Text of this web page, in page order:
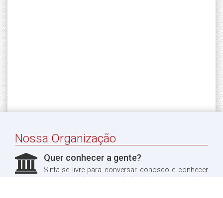
Nossa Organização
Quer conhecer a gente?
Sinta-se livre para conversar conosco e conhecer
um pouco do nosso trabalho. Aproveitando, já leu